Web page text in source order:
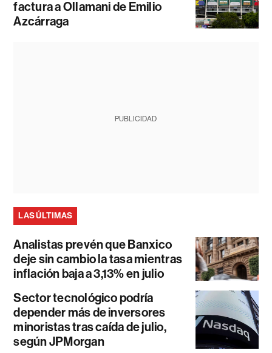
factura a Ollamani de Emilio
Azcárraga
PUBLICIDAD
LAS ÚLTIMAS
Analistas prevén que Banxico
deje sin cambio la tasa mientras
inflación baja a 3,13% en julio
Sector tecnológico podría
depender más de inversores
minoristas tras caída de julio,
según JPMorgan